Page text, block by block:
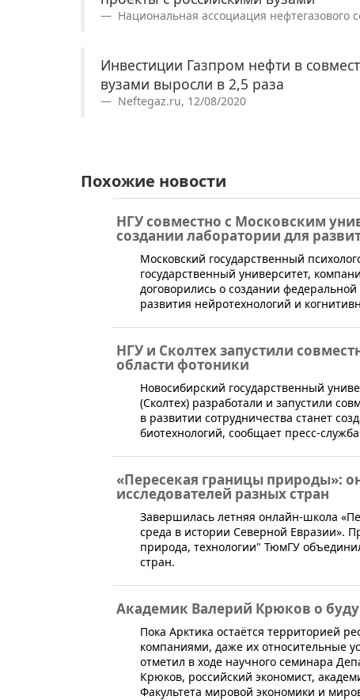
Национальная ассоциация нефтегазового
Инвестиции Газпром нефти в
вузами выросли в 2,5 раза
Neftegaz.ru, 12/08/2020
Похожие новости
НГУ совместно с Московским
создании лаборатории для
Московский государственный
государственный университет,
договорились о создании
развития нейротехнологий и
НГУ и Сколтех запустили
области фотоники
Новосибирский государственный
(Сколтех) разработали и запустили
в развитии сотрудничества станет
биотехнологий, сообщает пресс-
«Пересекая границы природы»:
исследователей разных стран
​Завершилась летняя онлайн-школа
среда в истории Северной Евразии».
природа, технологии" ТюмГУ
стран.
Академик Валерий Крюков о
Пока Арктика остаётся территорией
компаниями, даже их относительные
отметил в ходе научного семинара
Крюков, российский экономист,
Факультета мировой экономики и